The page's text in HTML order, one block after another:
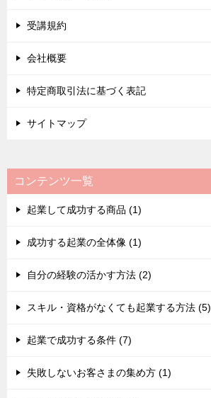
受講規約
会社概要
特定商取引法に基づく表記
サイトマップ
コンテンツ一覧
起業して成功する商品 (1)
成功する起業の全体像 (1)
自分の経験の活かす方法 (2)
スキル・資格がなくても起業する方法 (5)
起業で成功する条件 (7)
失敗しないお客さまの集め方 (1)